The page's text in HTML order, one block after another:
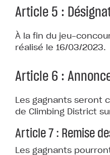
Article 5 :
À la fin du jeu-
réalisé le 16/03/2023.
Article 6 :
Les gagnants seront
de Climbing District
Article 7 : Remise
Les gagnants